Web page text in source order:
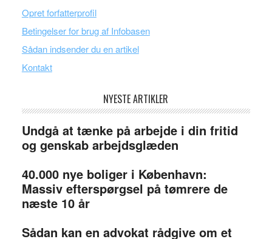
Opret forfatterprofil
Betingelser for brug af Infobasen
Sådan indsender du en artikel
Kontakt
NYESTE ARTIKLER
Undgå at tænke på arbejde i din fritid
og genskab arbejdsglæden
40.000 nye boliger i København:
Massiv efterspørgsel på tømrere de
næste 10 år
Sådan kan en advokat rådgive om et